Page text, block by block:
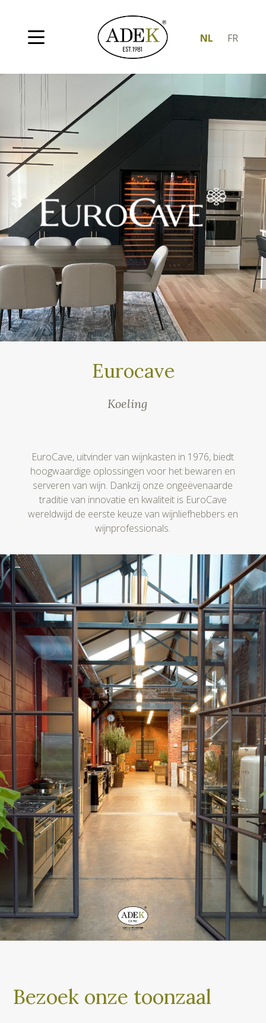
NL FR
Eurocave
Koeling
EuroCave, uitvinder van wijnkasten in 1976, biedt
hoogwaardige oplossingen voor het bewaren en
serveren van wijn. Dankzij onze ongeëvenaarde
traditie van innovatie en kwaliteit is EuroCave
wereldwijd de eerste keuze van wijnliefhebbers en
wijnprofessionals.
Bezoek onze toonzaal